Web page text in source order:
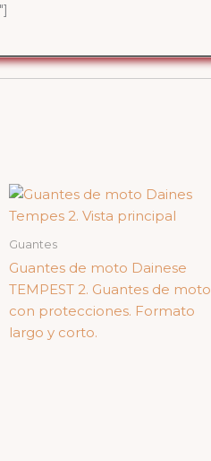
Guantes
Guantes de moto Dainese
TEMPEST 2. Guantes de moto
con protecciones. Formato
largo y corto.